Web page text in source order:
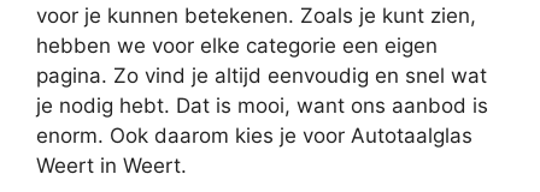
voor je kunnen betekenen. Zoals je kunt zien,
hebben we voor elke categorie een eigen
pagina. Zo vind je altijd eenvoudig en snel wat
je nodig hebt. Dat is mooi, want ons aanbod is
enorm. Ook daarom kies je voor Autotaalglas
Weert in Weert.